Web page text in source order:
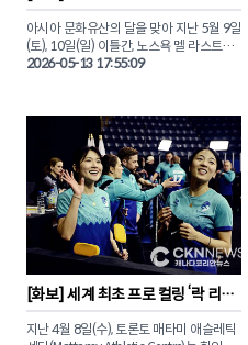
© 2026 CANADA KOREAN NETWORK
NEWS (CKN뉴스)
축제' 성료 … '열정과 화합'
아시아 문화유산의 달을 맞아 지난 5월 9일
(토), 10일(일) 이틀간, 노스욕 멜 라스트먼
광장에서 펼쳐진 ‘2026 아시안 헤리티지
이번 행사에는 올리비아 차우 토론토 시장
과 조성준 온타리오주 장관, 알리 에사시 하
원의원, 릴리 쳉 시의원 등 한인 사회에 친
숙한 정재계 주요 인사들이 대거 참석하며
아시아계 커뮤니티가 토론토의 성장을 이
끄는 핵심 원동력임을 입증하는 시간을 가
특히 전통 사자춤으로 포문을 연 현장은 세
대와 국적을 초월해 아시아의 유구한 전통
을 공유하는 화합의 장으로 거듭났다.
2026-05-13 17:55:09
[화보] 세계 최초 프로 컬링 ‘락 리그’
대한민국 김민지, 설예은 출전
지난 4월 8일(수), 토론토 매타미 애슬레틱